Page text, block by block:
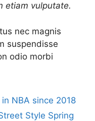
etiam vulputate.
nec magnis
suspendisse
odio morbi
NBA since 2018
Style Spring